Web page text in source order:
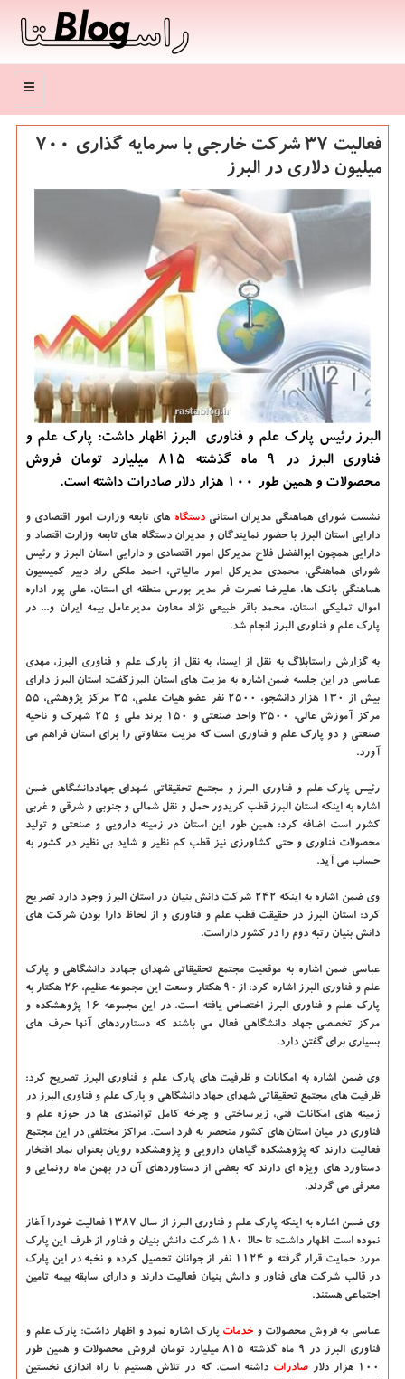
منو
فعالیت ۳۷ شركت خارجی با سرمایه گذاری ۷۰۰
میلیون دلاری در البرز
البرز رئیس پارک علم و فناوری البرز اظهار داشت: پارک علم و
فناوری البرز در 9 ماه گذشته 815 میلیارد تومان فروش
محصولات و همین طور 100 هزار دلار صادرات داشته است.
نشست شورای هماهنگی مدیران استانیدستگاه های تابعه وزارت امور اقتصادی و
دارایی استان البرز با حضور نمایندگان و مدیران دستگاه های تابعه وزارت اقتصاد و
دارایی همچون ابوالفضل فلاح مدیرکل امور اقتصادی و دارایی استان البرز و رئیس
شورای هماهنگی، محمدی مدیرکل امور مالیاتی، احمد ملکی راد دبیر کمیسیون
هماهنگی بانک ها، علیرضا نصرت فر مدیر بورس منطقه ای استان، علی پور اداره
اموال تملیکی استان، محمد باقر طبیعی نژاد معاون مدیرعامل بیمه ایران و... در
پارک علم و فناوری البرز انجام شد.
به گزارش راستابلاگ به نقل از ایسنا، به نقل از پارک علم و فناوری البرز، مهدی
عباسی در این جلسه ضمن اشاره به مزیت های استان البرزگفت: استان البرز دارای
بیش از ۱۳۰ هزار دانشجو، ۲۵۰۰ نفر عضو هیات علمی، ۳۵ مرکز پژوهشی، ۵۵
مرکز آموزش عالی، ۳۵۰۰ واحد صنعتی و ۱۵۰ برند ملی و ۲۵ شهرک و ناحیه
صنعتی و دو پارک علم و فناوری است که مزیت متفاوتی را برای استان فراهم می
آورد.
رئیس پارک علم و فناوری البرز و مجتمع تحقیقاتی شهدای جهاددانشگاهی ضمن
اشاره به اینکه استان البرز قطب کریدور حمل و نقل شمالی و جنوبی و شرقی و غربی
کشور است اضافه کرد: همین طور این استان در زمینه دارویی و صنعتی و تولید
محصولات فناوری و حتی کشاورزی نیز قطب کم نظیر و شاید بی نظیر در کشور به
حساب می آید.
وی ضمن اشاره به اینکه ۲۴۲ شرکت دانش بنیان در استان البرز وجود دارد تصریح
کرد: استان البرز در حقیقت قطب علم و فناوری و از لحاظ دارا بودن شرکت های
دانش بنیان رتبه دوم را در کشور داراست.
عباسی ضمن اشاره به موقعیت مجتمع تحقیقاتی شهدای جهادد دانشگاهی و پارک
علم و فناوری البرز اشاره کرد: از۹۰ هکتار وسعت این مجموعه عظیم، ۲۶ هکتار به
پارک علم و فناوری البرز اختصاص یافته است. در این مجموعه ۱۶ پژوهشکده و
مرکز تخصصی جهاد دانشگاهی فعال می باشند که دستاوردهای آنها حرف های
بسیاری برای گفتن دارد.
وی ضمن اشاره به امکانات و ظرفیت های پارک علم و فناوری البرز تصریح کرد:
ظرفیت های مجتمع تحقیقاتی شهدای جهاد دانشگاهی و پارک علم و فناوری البرز در
زمینه های امکانات فنی، زیرساختی و چرخه کامل توانمندی ها در حوزه علم و
فناوری در میان استان های کشور منحصر به فرد است. مراکز مختلفی در این مجتمع
فعالیت دارند که پژوهشکده گیاهان دارویی و پژوهشکده رویان بعنوان نماد افتخار
دستاورد های ویژه ای دارند که بعضی از دستاوردهای آن در بهمن ماه رونمایی و
معرفی می گردند.
وی ضمن اشاره به اینکه پارک علم و فناوری البرز از سال ۱۳۸۷ فعالیت خودرا آغاز
نموده است اظهار داشت: تا حالا ۱۸۰ شرکت دانش بنیان و فناور از طرف این پارک
مورد حمایت قرار گرفته و ۱۱۲۴ نفر از جوانان تحصیل کرده و نخبه در این پارک
در قالب شرکت های فناور و دانش بنیان فعالیت دارند و دارای سابقه بیمه تامین
اجتماعی هستند.
عباسی به فروش محصولات و خدمات پارک اشاره نمود و اظهار داشت: پارک علم و
فناوری البرز در ۹ ماه گذشته ۸۱۵ میلیارد تومان فروش محصولات و همین طور
۱۰۰ هزار دلار
صادرات داشته است. که در تلاش هستیم با راه اندازی نخستین